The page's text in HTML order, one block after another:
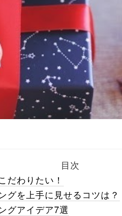
目次
だわりたい！
グを上手に見せるコツは？
グアイデア7選